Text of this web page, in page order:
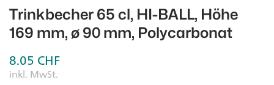
Trinkbecher 65 cl, HI-BALL, Höhe
169 mm, ø 90 mm, Polycarbonat
8.05 CHF
inkl. MwSt.